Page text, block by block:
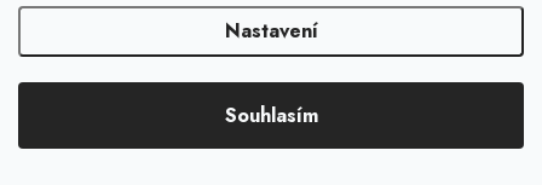
Nastavení
Souhlasím
Jak na klidné trávení na cestách
4.8.2026
Fava boby: výživná luštěnina plná rostlinných bílkovin, vlákniny a
minerálů
Informace pro vás
Odborný garant MUDr. Monika Klaudysová
Přijímáme online platby